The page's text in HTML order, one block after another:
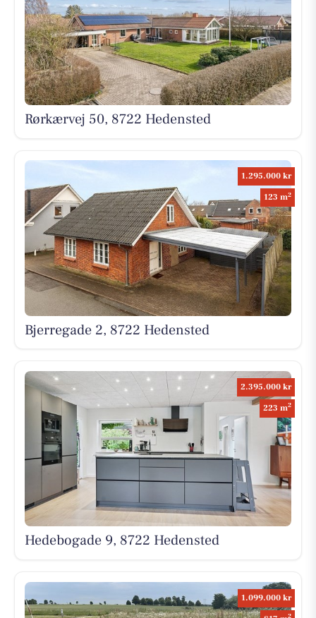
Rørkærvej 50, 8722 Hedensted
1.295.000 kr
123 m2
Bjerregade 2, 8722 Hedensted
2.395.000 kr
223 m2
Hedebogade 9, 8722 Hedensted
1.099.000 kr
2